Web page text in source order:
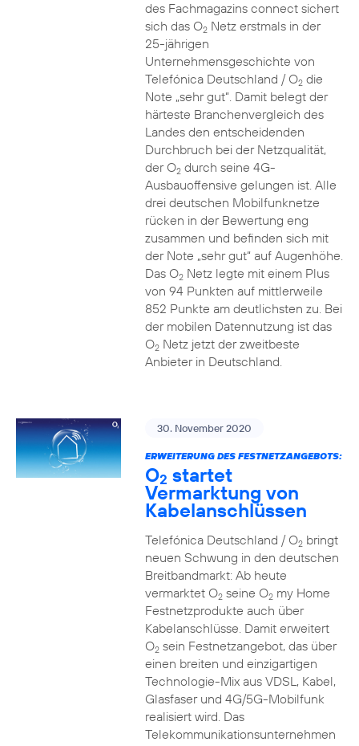
des Fachmagazins connect sichert
sich das O2Netz erstmals in der
25-jährigen
Unternehmensgeschichte von
Telefónica Deutschland / O2die
Note „sehr gut“. Damit belegt der
härteste Branchenvergleich des
Landes den entscheidenden
Durchbruch bei der Netzqualität,
der O2durch seine 4G-
Ausbauoffensive gelungen ist. Alle
drei deutschen Mobilfunknetze
rücken in der Bewertung eng
zusammen und befinden sich mit
der Note „sehr gut“ auf Augenhöhe.
Das O2Netz legte mit einem Plus
von 94 Punkten auf mittlerweile
852 Punkte am deutlichsten zu. Bei
der mobilen Datennutzung ist das
O2Netz jetzt der zweitbeste
Anbieter in Deutschland.
30. November 2020
ERWEITERUNG DES FESTNETZANGEBOTS:
O2 startet
Vermarktung von
Kabelanschlüssen
Telefónica Deutschland / O2bringt
neuen Schwung in den deutschen
Breitbandmarkt: Ab heute
vermarktet O2seine O2my Home
Festnetzprodukte auch über
Kabelanschlüsse. Damit erweitert
O2sein Festnetzangebot, das über
einen breiten und einzigartigen
Technologie-Mix aus VDSL, Kabel,
Glasfaser und 4G/5G-Mobilfunk
realisiert wird. Das
Telekommunikationsunternehmen